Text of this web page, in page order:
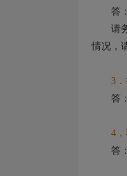
答：
请务
情况，
3．视
答：
4．我
答：